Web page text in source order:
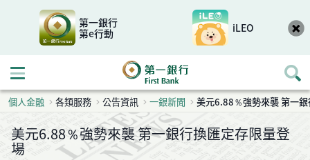
第一銀行
第e行動
iLEO
開啟行動選單
個人金融 各類服務 公告資訊 一銀新聞 美元6.88％強勢來襲 第一
美元6.88％強勢來襲 第一銀行換匯定存限量登
場